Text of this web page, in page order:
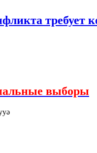
требует
выборы